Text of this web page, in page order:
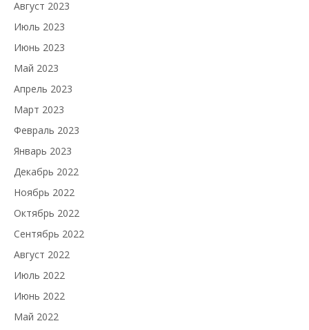
Август 2023
Июль 2023
Июнь 2023
Май 2023
Апрель 2023
Март 2023
Февраль 2023
Январь 2023
Декабрь 2022
Ноябрь 2022
Октябрь 2022
Сентябрь 2022
Август 2022
Июль 2022
Июнь 2022
Май 2022